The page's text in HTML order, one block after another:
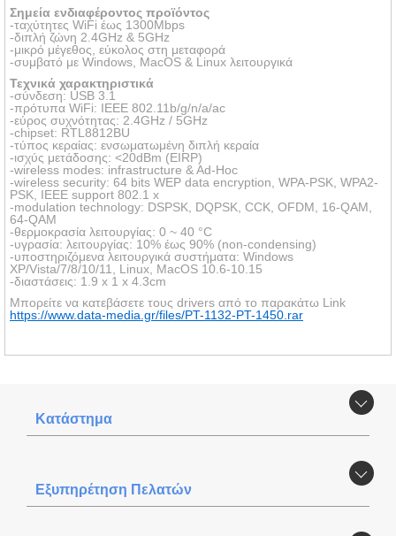
Σημεία ενδιαφέροντος προϊόντος
-ταχύτητες WiFi έως 1300Mbps
-διπλή ζώνη 2.4GHz & 5GHz
-μικρό μέγεθος, εύκολος στη μεταφορά
-συμβατό με Windows, MacOS & Linux λειτουργικά
Τεχνικά χαρακτηριστικά
-σύνδεση: USB 3.1
-πρότυπα WiFi: IEEE 802.11b/g/n/a/ac
-εύρος συχνότητας: 2.4GHz / 5GHz
-chipset: RTL8812BU
-τύπος κεραίας: ενσωματωμένη διπλή κεραία
-ισχύς μετάδοσης: <20dBm (EIRP)
-wireless modes: infrastructure & Ad-Hoc
-wireless security: 64 bits WEP data encryption, WPA-PSK, WPA2-
PSK, IEEE support 802.1 x
-modulation technology: DSPSK, DQPSK, CCK, OFDM, 16-QAM,
64-QAM
-θερμοκρασία λειτουργίας: 0 ~ 40 °C
-υγρασία: λειτουργίας: 10% έως 90% (non-condensing)
-υποστηριζόμενα λειτουργικά συστήματα: Windows
XP/Vista/7/8/10/11, Linux, MacOS 10.6-10.15
-διαστάσεις: 1.9 x 1 x 4.3cm
Μπορείτε να κατεβάσετε τους drivers από το παρακάτω Link
https://www.data-media.gr/files/PT-1132-PT-1450.rar
Κατάστημα
Εξυπηρέτηση Πελατών